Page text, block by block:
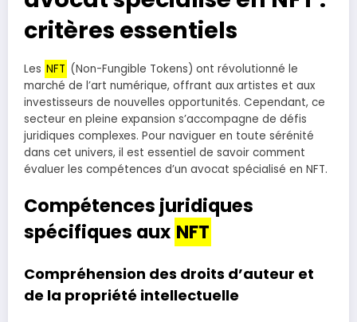
critères essentiels
Les NFT (Non-Fungible Tokens) ont révolutionné le
marché de l’art numérique, offrant aux artistes et aux
investisseurs de nouvelles opportunités. Cependant, ce
secteur en pleine expansion s’accompagne de défis
juridiques complexes. Pour naviguer en toute sérénité
dans cet univers, il est essentiel de savoir comment
évaluer les compétences d’un avocat spécialisé en NFT.
Compétences juridiques
spécifiques aux NFT
Compréhension des droits d’auteur et
de la propriété intellectuelle